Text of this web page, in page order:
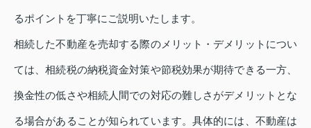
るポイントを丁寧にご説明いたします。
相続した不動産を売却する際のメリット・デメリットについ
ては、相続税の納税資金対策や節税効果が期待できる一方、
換金性の低さや相続人間での対応の難しさがデメリットとな
る場合があることが知られています。具体的には、不動産は